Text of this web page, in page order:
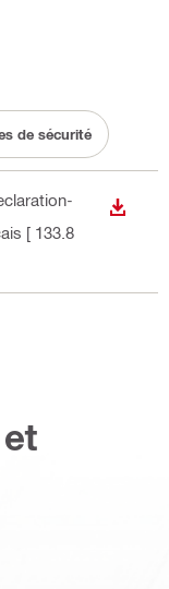
de sécurité
[ 133.8